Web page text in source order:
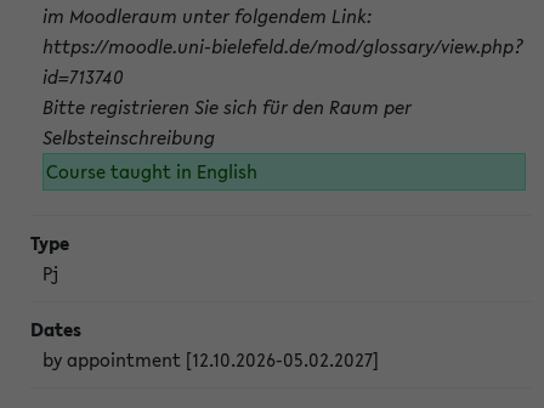
im Moodleraum unter folgendem Link:
https://moodle.uni-bielefeld.de/mod/glossary/view.php?
id=713740
Bitte registrieren Sie sich für den Raum per
Selbsteinschreibung
Course taught in English
Pj
by appointment [12.10.2026-05.02.2027]